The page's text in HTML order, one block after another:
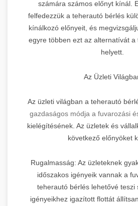
számára számos előnyt kínál.
felfedezzük a teherautó bérlés
kínálkozó előnyeit, és
egyre többen ezt az alternatívát a
helyett.
Az Üzleti
Az üzleti világban a teherautó
gazdaságos módja a fuvarozási
kielégítésének. Az üzletek és
következő előnyöket
Rugalmasság: Az üzleteknek
időszakos igényeik vannak a
teherautó bérlés lehetővé teszi
igényeikhez igazított flottát